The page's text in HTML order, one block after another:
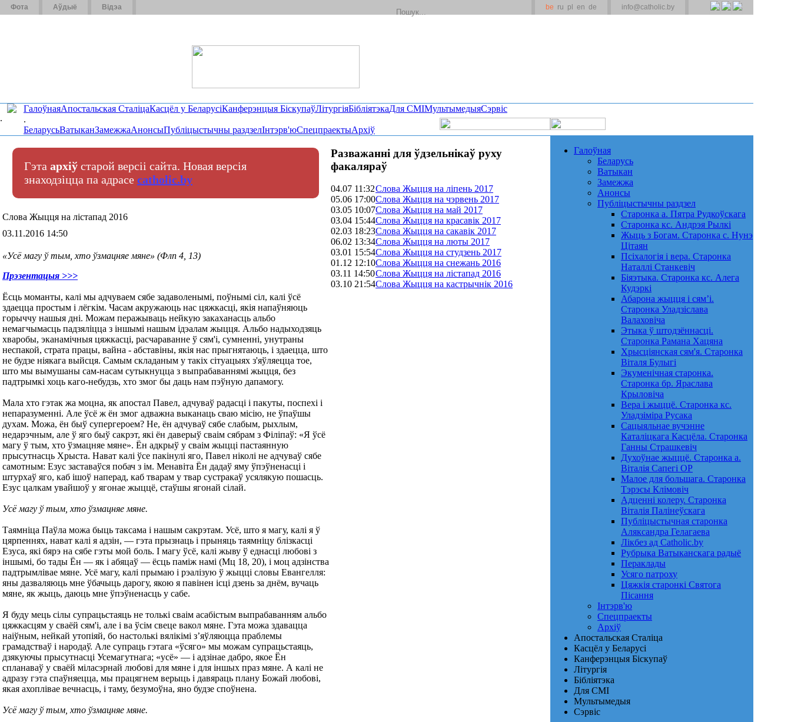
Фота Аўдыё Відэа be ru pl en de info@catholic.by
.
ГалоўнаяАпостальская СталіцаКасцёл у БеларусіКанферэнцыя БіскупаўЛітургіяБібліятэкаДля СМІМультымедыяСэрвіс
.
БеларусьВатыканЗамежжаАнонсыПубліцыстычны раздзелІнтэрв'юСпецпраектыАрхіў
Гэта архіў старой версіі сайта. Новая версія
знаходзіцца па адрасе catholic.by
Слова Жыцця на лiстапад 2016
03.11.2016 14:50
«Усё магу ў тым, хто ўзмацняе мяне» (Флп 4, 13)
Прэзентацыя >>>
Ёсць моманты, калі мы адчуваем сябе задаволенымi, поўнымi сіл, калi ўсё
здаецца простым і лёгкім. Часам акружаюць нас цяжкасці, якія напаўняюць
горыччу нашыя днi. Можам перажываць нейкую закаханасць альбо
немагчымасць падзяліцца з іншымі нашым ідэалам жыцця. Альбо надыходзяць
хваробы, эканамічныя цяжкасці, расчараванне ў сям'i, сумненні, унутраны
неспакой, страта працы, вайна - абставiны, якiя нас прыгнятаюць, і здаецца, што
не будзе ніякага выйсця. Самым складаным у такіх сітуацыях з'яўляецца тое,
што мы вымушаны сам-насам сутыкнуцца з выпрабаваннямі жыцця, без
падтрымкі хоць каго-небудзь, хто змог бы даць нам пэўную дапамогу.
Мала хто гэтак жа моцна, як апостал Павел, адчуваў радасці і пакуты, поспехі і
непаразуменнi. Але ўсё ж ён змог адважна выканаць сваю місію, не ўпаўшы
духам. Можа, ён быў супергероем? Не, ён адчуваў сябе слабым, рыхлым,
недарэчным, але ў яго быў сакрэт, які ён даверыў сваім сябрам з Філіпаў: «Я ўсё
магу ў тым, хто ўзмацняе мяне». Ён адкрыў у сваім жыцці пастаянную
прысутнасць Хрыста. Нават калі ўсе пакінулі яго, Павел нiколi не адчуваў сябе
самотным: Езус заставаўся побач з ім. Менавіта Ён дадаў яму ўпэўненасцi і
штурхаў яго, каб ішоў наперад, каб тварам у твар сустракаў усялякую пошасць.
Езус цалкам увайшоў у ягонае жыццё, стаўшы ягонай сілай.
Усё магу ў тым, хто ўзмацняе мяне.
Таямніца Паўла можа быць таксама i нашым сакрэтам. Усё, што я магу, калі я ў
цярпеннях, нават калi я адзін, — гэта прызнаць і прыняць таямнiцу блізкасцi
Езуса, які бярэ на сябе гэты мой боль. I магу ўсё, калі жыву ў еднасцi любові з
іншымi, бо тады Ён — як і абяцаў — ёсць паміж намі (Мц 18, 20), і моц адзінства
падтрымлiвае мяне. Усё магу, калі прымаю і рэалізую ў жыццi словы Евангелля:
яны дазваляюць мне ўбачыць дарогу, якою я павiнен iсцi дзень за днём, вучаць
мяне, як жыць, даюць мне ўпэўненасць у сабе.
Я буду мець сілы супрацьстаяць не толькі сваiм асабістым выпрабаванням альбо
цяжкасцям у сваёй сям'і, але і ва ўсiм свеце вакол мяне. Гэта можа здавацца
наіўным, нейкай утопіяй, бо настолькі вялікімi з’яўляюцца праблемы
грамадстваў і народаў. Але супраць гэтага «ўсяго» мы можам супрацьстаяць,
дзякуючы прысутнасцi Усемагутнага; «усё» — і адзінае дабро, якое Ён
спланаваў у сваёй міласэрнай любові для мяне і для іншых праз мяне. А калі не
адразу гэта спаўняецца, мы працягнем верыць і давяраць плану Божай любові,
якая ахоплівае вечнасць, i таму, безумоўна, яно будзе споўнена.
Усё магу ў тым, хто ўзмацняе мяне.
Разважанні для ўдзельнікаў руху
факаляраў
04.07 11:32Слова Жыцця на лiпень 2017
05.06 17:00Слова Жыцця на чэрвень 2017
03.05 10:07Слова Жыцця на май 2017
03.04 15:44Слова Жыцця на красавiк 2017
02.03 18:23Слова Жыцця на сакавiк 2017
06.02 13:34Слова Жыцця на люты 2017
03.01 15:54Слова Жыцця на студзень 2017
01.12 12:10Слова Жыцця на снежань 2016
03.11 14:50Слова Жыцця на лiстапад 2016
03.10 21:54Слова Жыцця на кастрычнiк 2016
Галоўная
Беларусь
Ватыкан
Замежжа
Анонсы
Публіцыстычны раздзел
Старонка а. Пятра Рудкоўскага
Старонка кс. Андрэя Рылкі
Жыць з Богам. Старонка с. Нунэ
Цітаян
Псіхалогія і вера. Старонка
Наталлі Станкевіч
Біяэтыка. Старонка кс. Алега
Кудэркі
Абарона жыцця і сям’і.
Старонка Уладзіслава
Валаховіча
Этыка ў штодзённасці.
Старонка Рамана Хацяна
Хрысціянская сям'я. Старонка
Віталя Булыгі
Экуменічная старонка.
Старонка бр. Яраслава
Крыловіча
Вера і жыццё. Старонка кс.
Уладзіміра Русака
Сацыяльнае вучэнне
Каталіцкага Касцёла. Старонка
Ганны Страшкевіч
Духоўнае жыццё. Старонка а.
Віталія Сапегі OP
Малое для большага. Старонка
Тэрэсы Клімовіч
Адценні колеру. Старонка
Віталія Палінеўскага
Публіцыстычная старонка
Аляксандра Гелагаева
Лікбез ад Catholic.by
Рубрыка Ватыканскага радыё
Пераклады
Усяго патроху
Цяжкія старонкі Святога
Пісання
Інтэрв'ю
Спецпраекты
Архіў
Апостальская Сталіца
Касцёл у Беларусі
Канферэнцыя Біскупаў
Літургія
Бібліятэка
Для СМІ
Мультымедыя
Сэрвіс